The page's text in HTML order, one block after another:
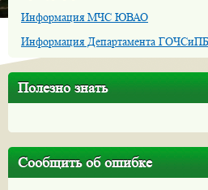
Информация МЧС ЮВАО
Информация Департамента ГОЧСиПБ
Полезно знать
Сообщить об ошибке